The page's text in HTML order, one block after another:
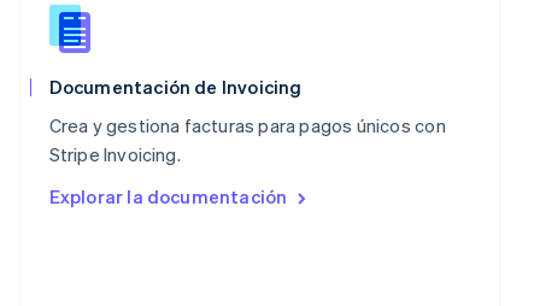
Documentación de Invoicing
Crea y gestiona facturas para pagos únicos con
Stripe Invoicing.
Explorar la documentación
Português
RAE de Hong Kong, China
English
Reino Unido
República Checa
English
English